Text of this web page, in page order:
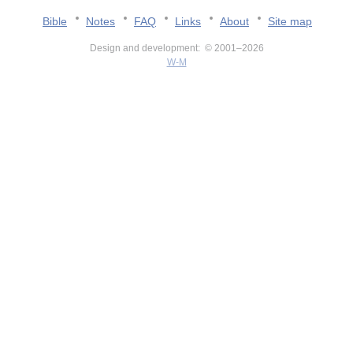
Bible Notes FAQ Links About Site map
Design and development: © 2001–2026
W-M